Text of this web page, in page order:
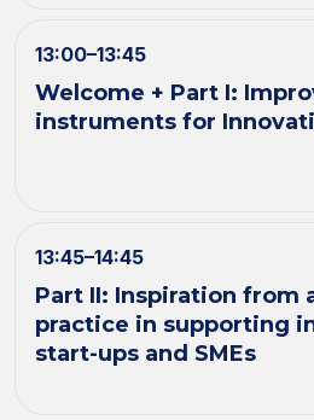
13:00–13:45
Welcome + Part I:
instruments for
13:45–14:45
Part II: Inspiration from
practice in supporting
start-ups and SMEs